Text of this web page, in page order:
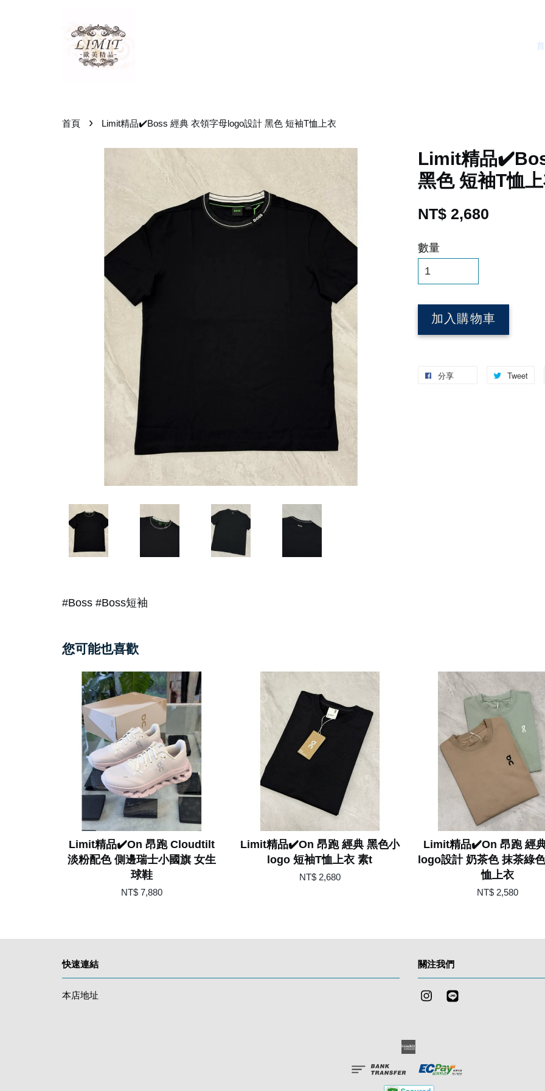
首頁 › Limit精品✔️Boss 經典 衣領字母logo設計 黑色 短袖T恤上衣
Limit精品
黑色 短袖T恤
NT$ 2,680
數量
加入購物車
分享 Tweet
#Boss #Boss短袖
您可能也喜歡
Limit精品✔️On 昂跑 Cloudtilt
淡粉配色 側邊瑞士小國旗 女生
球鞋
NT$ 7,880
Limit精品✔️On 昂跑 經典 黑色小
logo 短袖T恤上衣 素t
NT$ 2,680
Limit精品✔️On 昂跑 經
logo設計 奶茶色 抹茶綠
恤上衣
NT$ 2,580
快速連結
本店地址
關注我們
Instagram